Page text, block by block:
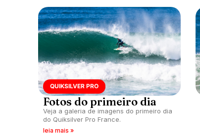
QUIKSILVER PRO
Fotos do primeiro dia
Veja a galeria de imagens do primeiro dia
do Quiksilver Pro France.
leia mais »